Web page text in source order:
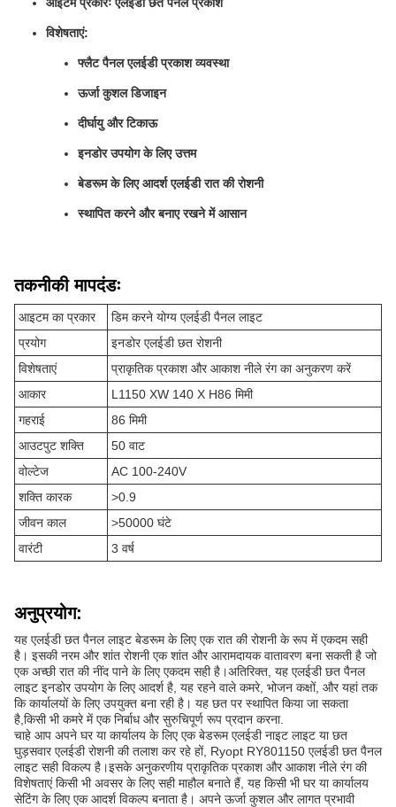
विशेषताएं:
फ्लैट पैनल एलईडी प्रकाश व्यवस्था
ऊर्जा कुशल डिजाइन
दीर्घायु और टिकाऊ
इनडोर उपयोग के लिए उत्तम
बेडरूम के लिए आदर्श एलईडी रात की रोशनी
स्थापित करने और बनाए रखने में आसान
तकनीकी मापदंडः
आइटम का प्रकार
डिम करने योग्य एलईडी पैनल लाइट
प्रयोग
इनडोर एलईडी छत रोशनी
विशेषताएं
प्राकृतिक प्रकाश और आकाश नीले रंग का अनुकरण करें
आकार
L1150 XW 140 X H86 मिमी
गहराई
86 मिमी
आउटपुट शक्ति
50 वाट
वोल्टेज
AC 100-240V
शक्ति कारक
>0.9
जीवन काल
>50000 घंटे
वारंटी
3 वर्ष
अनुप्रयोग:
यह एलईडी छत पैनल लाइट बेडरूम के लिए एक रात की रोशनी के रूप में एकदम सही
है। इसकी नरम और शांत रोशनी एक शांत और आरामदायक वातावरण बना सकती है जो
एक अच्छी रात की नींद पाने के लिए एकदम सही है।अतिरिक्त, यह एलईडी छत पैनल
लाइट इनडोर उपयोग के लिए आदर्श है, यह रहने वाले कमरे, भोजन कक्षों, और यहां तक
कि कार्यालयों के लिए उपयुक्त बना रही है। यह छत पर स्थापित किया जा सकता
है,किसी भी कमरे में एक निर्बाध और सुरुचिपूर्ण रूप प्रदान करना.
चाहे आप अपने घर या कार्यालय के लिए एक बेडरूम एलईडी नाइट लाइट या छत
घुड़सवार एलईडी रोशनी की तलाश कर रहे हों, Ryopt RY801150 एलईडी छत पैनल
लाइट सही विकल्प है।इसके अनुकरणीय प्राकृतिक प्रकाश और आकाश नीले रंग की
विशेषताएं किसी भी अवसर के लिए सही माहौल बनाते हैं, यह किसी भी घर या कार्यालय
सेटिंग के लिए एक आदर्श विकल्प बनाता है। अपने ऊर्जा कुशल और लागत प्रभावी